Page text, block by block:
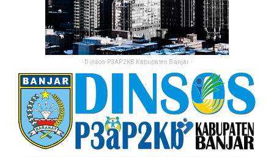
- Dinsos P3AP2KB Kabupaten Banjar -